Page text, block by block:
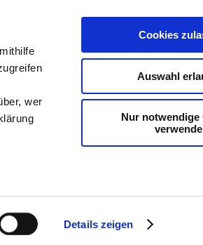
wer
Details zeigen
Cookies
Auswahl
Nur notwendige